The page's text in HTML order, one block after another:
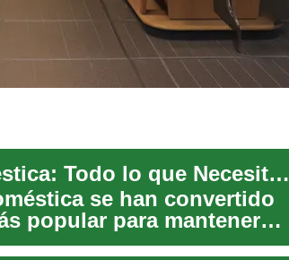
Servicios de Limpieza Doméstica: Todo lo que Necesitas Saber
se han convertido
popular para mantener